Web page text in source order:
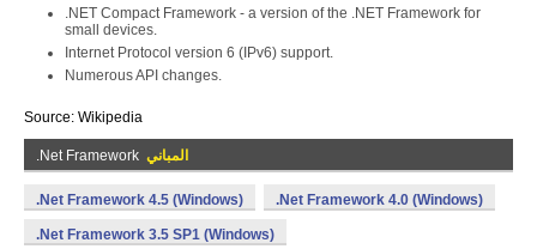
.NET Compact Framework - a version of the .NET Framework for
small devices.
Internet Protocol version 6 (IPv6) support.
Numerous API changes.
Source: Wikipedia
.Net Framework المباني
.Net Framework 4.5 (Windows) .Net Framework 4.0 (Windows)
.Net Framework 3.5 SP1 (Windows)